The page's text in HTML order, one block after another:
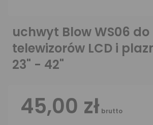
uchwyt Blow WS06 do
telewizorów LCD i
23" - 42"
45,00 zł brutto